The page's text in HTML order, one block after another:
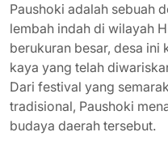
Paushoki adalah sebuah
lembah indah di wilayah
berukuran besar, desa ini
kaya yang telah
Dari festival yang
tradisional, Paushoki
budaya daerah tersebut.